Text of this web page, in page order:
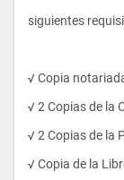
Empresas
ASPECTOS
siguientes
√ Copia
√ 2 Copias de la
√ 2 Copias de la
√ Copia de la